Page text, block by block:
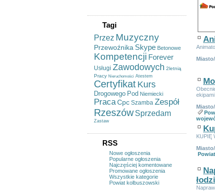
Tagi
Przez Muzyczny
Przewoźnika Skype Betonowe
Kompetencji Forever
Usługi Zawodowych 2letnią
Pracy Nieruchomości Atestem
Certyfikat Kurs
Drogowego Pod Niemiecki
PracaCpc Szamba Zespół
Rzeszów Sprzedam
Zastaw
RSS
Nowe ogłoszenia
Popularne ogłoszenia
Najczęściej komentowane
Promowane ogłoszenia
Wszystkie kategorie
Powiat kolbuszowski
KUPIĘ